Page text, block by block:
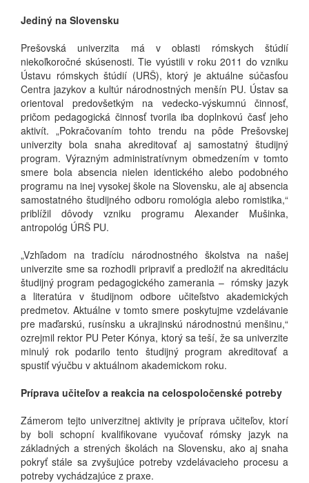
Jediný na Slovensku
Prešovská univerzita má v oblasti rómskych štúdií
niekoľkoročné skúsenosti. Tie vyústili v roku 2011 do vzniku
Ústavu rómskych štúdií (URŠ), ktorý je aktuálne súčasťou
Centra jazykov a kultúr národnostných menšín PU. Ústav sa
orientoval predovšetkým na vedecko-výskumnú činnosť,
pričom pedagogická činnosť tvorila iba doplnkovú časť jeho
aktivít. „Pokračovaním tohto trendu na pôde Prešovskej
univerzity bola snaha akreditovať aj samostatný študijný
program. Výrazným administratívnym obmedzením v tomto
smere bola absencia nielen identického alebo podobného
programu na inej vysokej škole na Slovensku, ale aj absencia
samostatného študijného odboru romológia alebo romistika,“
priblížil dôvody vzniku programu Alexander Mušinka,
antropológ ÚRŠ PU.
„Vzhľadom na tradíciu národnostného školstva na našej
univerzite sme sa rozhodli pripraviť a predložiť na akreditáciu
študijný program pedagogického zamerania – rómsky jazyk
a literatúra v študijnom odbore učiteľstvo akademických
predmetov. Aktuálne v tomto smere poskytujme vzdelávanie
pre maďarskú, rusínsku a ukrajinskú národnostnú menšinu,“
ozrejmil rektor PU Peter Kónya, ktorý sa teší, že sa univerzite
minulý rok podarilo tento študijný program akreditovať a
spustiť výučbu v aktuálnom akademickom roku.
Príprava učiteľov a reakcia na celospoločenské potreby
Zámerom tejto univerzitnej aktivity je príprava učiteľov, ktorí
by boli schopní kvalifikovane vyučovať rómsky jazyk na
základných a strených školách na Slovensku, ako aj snaha
pokryť stále sa zvyšujúce potreby vzdelávacieho procesu a
potreby vychádzajúce z praxe.